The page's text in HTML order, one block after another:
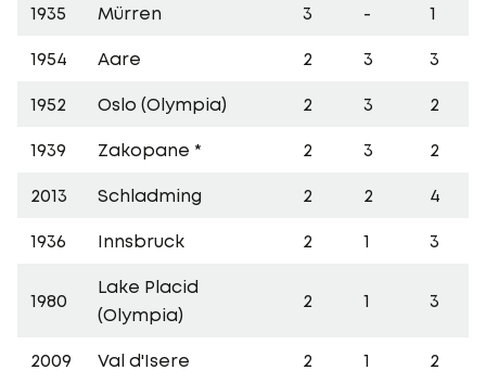
1935 Mürren 3 - 1
1954 Aare 2 3 3
1952 Oslo (Olympia) 2 3 2
1939 Zakopane * 2 3 2
2013 Schladming 2 2 4
1936 Innsbruck 2 1 3
1980
Lake Placid
(Olympia)
2 1 3
2009 Val d'Isere 2 1 2